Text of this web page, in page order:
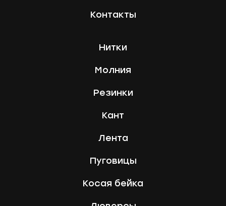
Контакты
Нитки
Молния
Резинки
Кант
Лента
Пуговицы
Косая бейка